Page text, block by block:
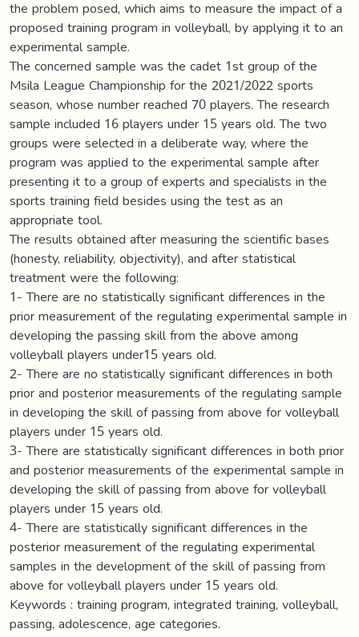
the problem posed, which aims to measure the impact of a
proposed training program in volleyball, by applying it to an
experimental sample.
The concerned sample was the cadet 1st group of the
Msila League Championship for the 2021/2022 sports
season, whose number reached 70 players. The research
sample included 16 players under 15 years old. The two
groups were selected in a deliberate way, where the
program was applied to the experimental sample after
presenting it to a group of experts and specialists in the
sports training field besides using the test as an
appropriate tool.
The results obtained after measuring the scientific bases
(honesty, reliability, objectivity), and after statistical
treatment were the following:
1- There are no statistically significant differences in the
prior measurement of the regulating experimental sample in
developing the passing skill from the above among
volleyball players under15 years old.
2- There are no statistically significant differences in both
prior and posterior measurements of the regulating sample
in developing the skill of passing from above for volleyball
players under 15 years old.
3- There are statistically significant differences in both prior
and posterior measurements of the experimental sample in
developing the skill of passing from above for volleyball
players under 15 years old.
4- There are statistically significant differences in the
posterior measurement of the regulating experimental
samples in the development of the skill of passing from
above for volleyball players under 15 years old.
Keywords : training program, integrated training, volleyball,
passing, adolescence, age categories.